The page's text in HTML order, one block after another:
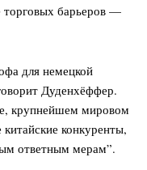
барьеров —
для немецкой
Дуденхёффер.
крупнейшем мировом
конкуренты,
ответным мерам”.